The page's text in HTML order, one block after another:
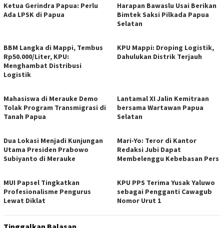
Ketua Gerindra Papua: Perlu
Ada LPSK di Papua
Harapan Bawaslu Usai Berikan
Bimtek Saksi Pilkada Papua
Selatan
BBM Langka di Mappi, Tembus
Rp50.000/Liter, KPU:
Menghambat Distribusi
Logistik
KPU Mappi: Droping Logistik,
Dahulukan Distrik Terjauh
Mahasiswa di Merauke Demo
Tolak Program Transmigrasi di
Tanah Papua
Lantamal XI Jalin Kemitraan
bersama Wartawan Papua
Selatan
Dua Lokasi Menjadi Kunjungan
Utama Presiden Prabowo
Subiyanto di Merauke
Mari-Yo: Teror di Kantor
Redaksi Jubi Dapat
Membelenggu Kebebasan Pers
MUI Papsel Tingkatkan
Profesionalisme Pengurus
Lewat Diklat
KPU PPS Terima Yusak Yaluwo
sebagai Pengganti Cawagub
Nomor Urut 1